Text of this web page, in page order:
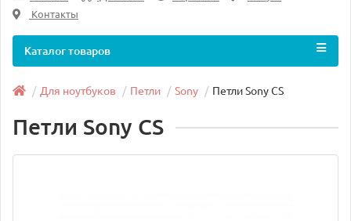
Контакты
Каталог товаров
Для ноутбуков Петли Sony Петли Sony CS
Петли Sony CS